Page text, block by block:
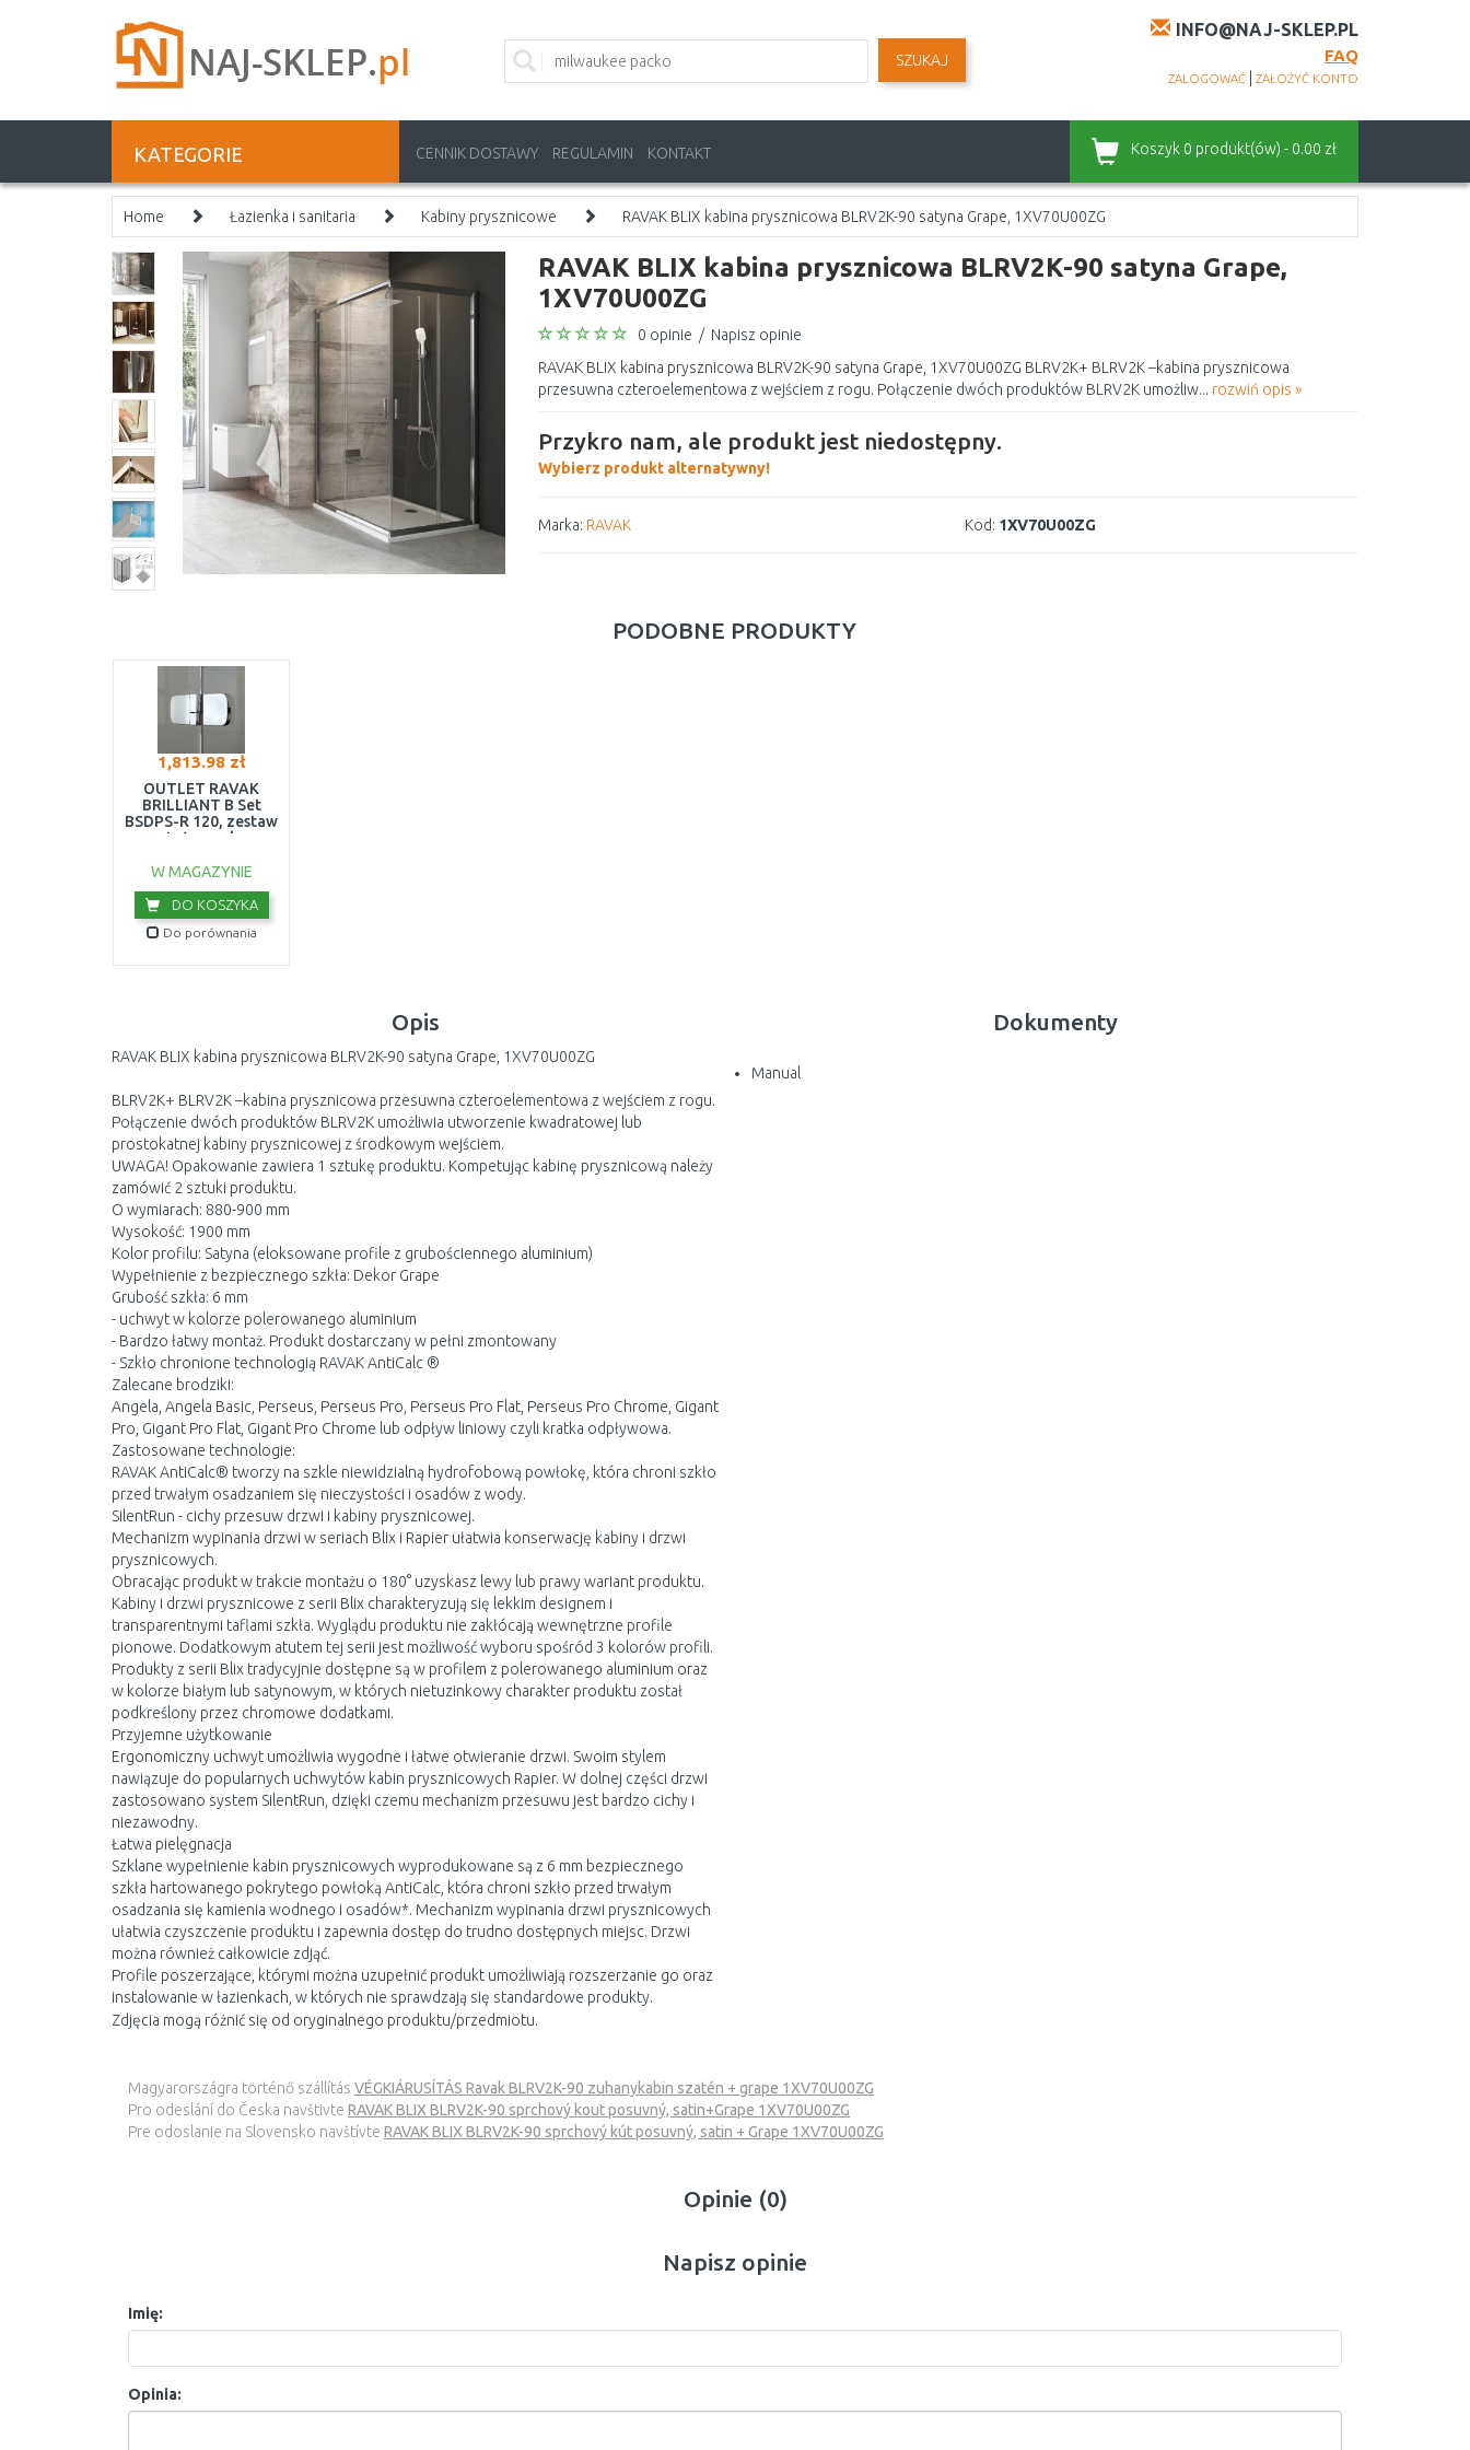
INFO@NAJ-SKLEP.PL
FAQ
ZALOGOWAĆ ZAŁOŻYĆ KONTO
SZUKAJ
KATEGORIE CENNIK DOSTAWY REGULAMIN KONTAKT Koszyk 0 produkt(ów) - 0.00 zł
Home Łazienka i sanitaria Kabiny prysznicowe RAVAK BLIX kabina prysznicowa BLRV2K-90 satyna Grape, 1XV70U00ZG
RAVAK BLIX kabina prysznicowa BLRV2K-90 satyna Grape,
1XV70U00ZG
0 opinie / Napisz opinie
RAVAK BLIX kabina prysznicowa BLRV2K-90 satyna Grape, 1XV70U00ZG BLRV2K+ BLRV2K –kabina prysznicowa
przesuwna czteroelementowa z wejściem z rogu. Połączenie dwóch produktów BLRV2K umożliw... rozwiń opis »
Przykro nam, ale produkt jest niedostępny.
Wybierz produkt alternatywny!
Marka: RAVAK Kod: 1XV70U00ZG
PODOBNE PRODUKTY
1,813.98 zł
OUTLET RAVAK
BRILLIANT B Set
BSDPS-R 120, zestaw
montażowy chrom
USZKODZONE OPA
W MAGAZYNIE
DO KOSZYKA
Do porównania
Opis
RAVAK BLIX kabina prysznicowa BLRV2K-90 satyna Grape, 1XV70U00ZG
BLRV2K+ BLRV2K –kabina prysznicowa przesuwna czteroelementowa z wejściem z rogu.
Połączenie dwóch produktów BLRV2K umożliwia utworzenie kwadratowej lub
prostokatnej kabiny prysznicowej z środkowym wejściem.
UWAGA! Opakowanie zawiera 1 sztukę produktu. Kompetując kabinę prysznicową należy
zamówić 2 sztuki produktu.
O wymiarach: 880-900 mm
Wysokość: 1900 mm
Kolor profilu: Satyna (eloksowane profile z grubościennego aluminium)
Wypełnienie z bezpiecznego szkła: Dekor Grape
Grubość szkła: 6 mm
- uchwyt w kolorze polerowanego aluminium
- Bardzo łatwy montaż. Produkt dostarczany w pełni zmontowany
- Szkło chronione technologią RAVAK AntiCalc ®
Zalecane brodziki:
Angela, Angela Basic, Perseus, Perseus Pro, Perseus Pro Flat, Perseus Pro Chrome, Gigant
Pro, Gigant Pro Flat, Gigant Pro Chrome lub odpływ liniowy czyli kratka odpływowa.
Zastosowane technologie:
RAVAK AntiCalc® tworzy na szkle niewidzialną hydrofobową powłokę, która chroni szkło
przed trwałym osadzaniem się nieczystości i osadów z wody.
SilentRun - cichy przesuw drzwi i kabiny prysznicowej.
Mechanizm wypinania drzwi w seriach Blix i Rapier ułatwia konserwację kabiny i drzwi
prysznicowych.
Obracając produkt w trakcie montażu o 180° uzyskasz lewy lub prawy wariant produktu.
Kabiny i drzwi prysznicowe z serii Blix charakteryzują się lekkim designem i
transparentnymi taflami szkła. Wyglądu produktu nie zakłócają wewnętrzne profile
pionowe. Dodatkowym atutem tej serii jest możliwość wyboru spośród 3 kolorów profili.
Produkty z serii Blix tradycyjnie dostępne są w profilem z polerowanego aluminium oraz
w kolorze białym lub satynowym, w których nietuzinkowy charakter produktu został
podkreślony przez chromowe dodatkami.
Przyjemne użytkowanie
Ergonomiczny uchwyt umożliwia wygodne i łatwe otwieranie drzwi. Swoim stylem
nawiązuje do popularnych uchwytów kabin prysznicowych Rapier. W dolnej części drzwi
zastosowano system SilentRun, dzięki czemu mechanizm przesuwu jest bardzo cichy i
niezawodny.
Łatwa pielęgnacja
Szklane wypełnienie kabin prysznicowych wyprodukowane są z 6 mm bezpiecznego
szkła hartowanego pokrytego powłoką AntiCalc, która chroni szkło przed trwałym
osadzania się kamienia wodnego i osadów*. Mechanizm wypinania drzwi prysznicowych
ułatwia czyszczenie produktu i zapewnia dostęp do trudno dostępnych miejsc. Drzwi
można również całkowicie zdjąć.
Profile poszerzające, którymi można uzupełnić produkt umożliwiają rozszerzanie go oraz
instalowanie w łazienkach, w których nie sprawdzają się standardowe produkty.
Zdjęcia mogą różnić się od oryginalnego produktu/przedmiotu.
Dokumenty
Manual
Magyarországra történő szállítás VÉGKIÁRUSÍTÁS Ravak BLRV2K-90 zuhanykabin szatén + grape 1XV70U00ZG
Pro odeslání do Česka navštivte RAVAK BLIX BLRV2K-90 sprchový kout posuvný, satin+Grape 1XV70U00ZG
Pre odoslanie na Slovensko navštívte RAVAK BLIX BLRV2K-90 sprchový kút posuvný, satin + Grape 1XV70U00ZG
Opinie (0)
Napisz opinie
Imię:
Opinia: